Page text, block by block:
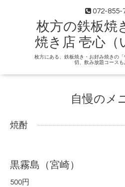
072-855-
枚方の鉄板焼
焼き店 壱心（
枚方にある、鉄板焼き・お好み焼きの
切、飲み放題コースも
自慢のメ
焼酎
黒霧島（宮崎）
500円